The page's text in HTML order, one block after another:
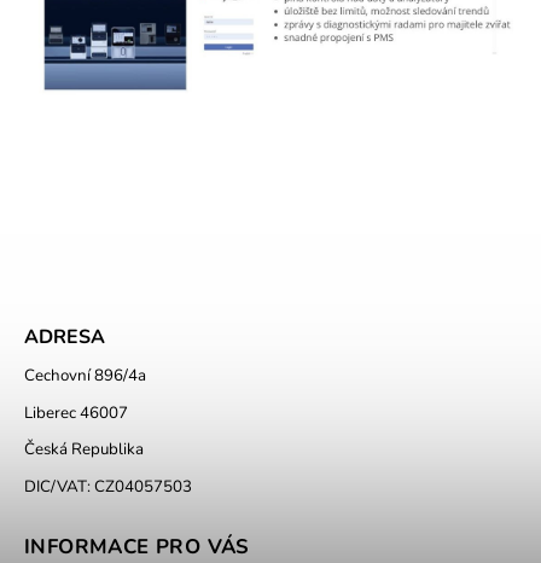
ADRESA
Cechovní 896/4a
Liberec 46007
Česká Republika
DIC/VAT: CZ04057503
INFORMACE PRO VÁS